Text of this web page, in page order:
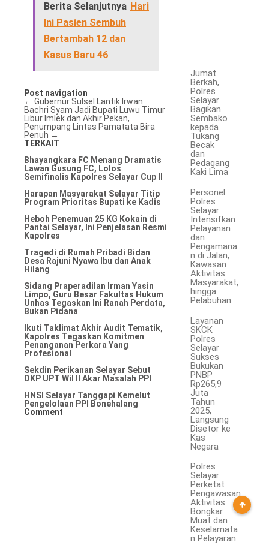
Berita Selanjutnya Hari
Ini Pasien Sembuh
Bertambah 12 dan
Kasus Baru 46
Post navigation
← Gubernur Sulsel Lantik Irwan
Bachri Syam Jadi Bupati Luwu Timur
Libur Imlek dan Akhir Pekan,
Penumpang Lintas Pamatata Bira
Penuh →
TERKAIT
Bhayangkara FC Menang Dramatis
Lawan Gusung FC, Lolos
Semifinalis Kapolres Selayar Cup II
Harapan Masyarakat Selayar Titip
Program Prioritas Bupati ke Kadis
Heboh Penemuan 25 KG Kokain di
Pantai Selayar, Ini Penjelasan Resmi
Kapolres
Tragedi di Rumah Pribadi Bidan
Desa Rajuni Nyawa Ibu dan Anak
Hilang
Sidang Praperadilan Irman Yasin
Limpo, Guru Besar Fakultas Hukum
Unhas Tegaskan Ini Ranah Perdata,
Bukan Pidana
Ikuti Taklimat Akhir Audit Tematik,
Kapolres Tegaskan Komitmen
Penanganan Perkara Yang
Profesional
Sekdin Perikanan Selayar Sebut
DKP UPT Wil II Akar Masalah PPI
HNSI Selayar Tanggapi Kemelut
Pengelolaan PPI Bonehalang
Comment
Jumat
Berkah,
Polres
Selayar
Bagikan
Sembako
kepada
Tukang
Becak
dan
Pedagang
Kaki Lima
Personel
Polres
Selayar
Intensifkan
Pelayanan
dan
Pengamana
n di Jalan,
Kawasan
Aktivitas
Masyarakat,
hingga
Pelabuhan
Layanan
SKCK
Polres
Selayar
Sukses
Bukukan
PNBP
Rp265,9
Juta
Tahun
2025,
Langsung
Disetor ke
Kas
Negara
Polres
Selayar
Perketat
Pengawasan
Aktivitas
Bongkar
Muat dan
Keselamata
n Pelayaran